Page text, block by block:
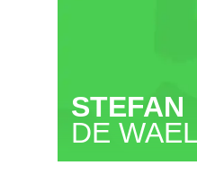
STEFAN
DE WAEL